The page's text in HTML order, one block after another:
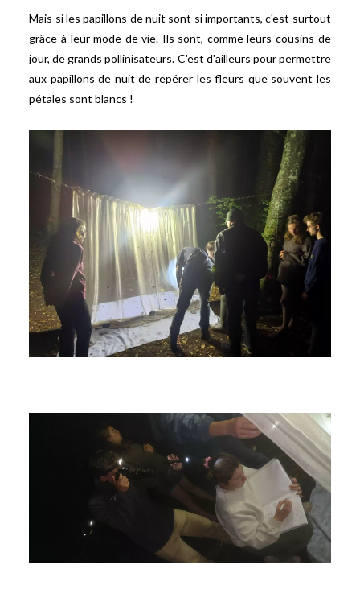
Mais si les papillons de nuit sont si importants, c'est surtout
grâce à leur mode de vie. Ils sont, comme leurs cousins de
jour, de grands pollinisateurs. C'est d'ailleurs pour permettre
aux papillons de nuit de repérer les fleurs que souvent les
pétales sont blancs !